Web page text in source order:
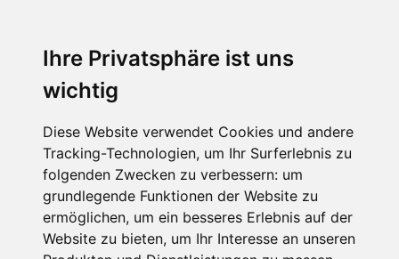
Ihre Privatsphäre ist uns
wichtig
Diese Website verwendet Cookies und andere
Tracking-Technologien, um Ihr Surferlebnis zu
folgenden Zwecken zu verbessern: um
grundlegende Funktionen der Website zu
ermöglichen, um ein besseres Erlebnis auf der
Website zu bieten, um Ihr Interesse an unseren